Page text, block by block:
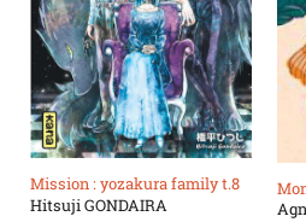
Mission : yozakura family t.8
Hitsuji GONDAIRA